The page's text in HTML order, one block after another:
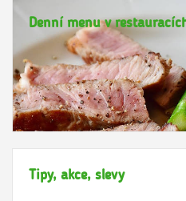
Denní menu v
Tipy, akce, slevy